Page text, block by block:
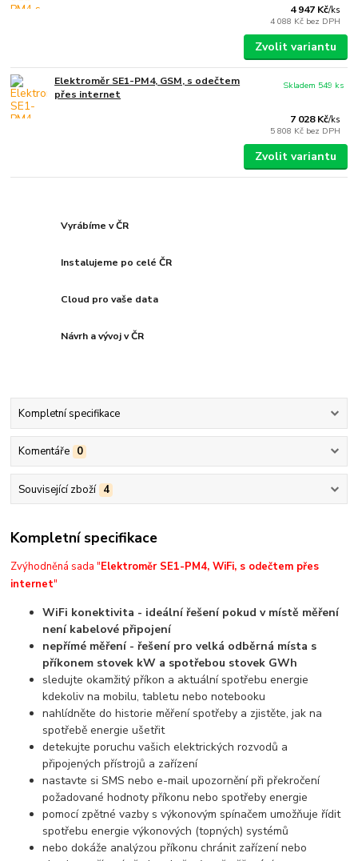
4 947 Kč/ks
4 088 Kč bez DPH
Zvolit variantu
Elektroměr SE1-PM4, GSM, s odečtem
přes internet
7 028 Kč/ks
5 808 Kč bez DPH
Skladem 549 ks
Zvolit variantu
Vyrábíme v ČR
Instalujeme po celé ČR
Cloud pro vaše data
Návrh a vývoj v ČR
Kompletní specifikace
Komentáře 0
Související zboží 4
Kompletní specifikace
Zvýhodněná sada "Elektroměr SE1-PM4, WiFi, s odečtem přes
internet"
WiFi konektivita - ideální řešení pokud v místě měření
není kabelové připojení
nepřímé měření - řešení pro velká odběrná místa s
příkonem stovek kW a spotřebou stovek GWh
sledujte okamžitý příkon a aktuální spotřebu energie
kdekoliv na mobilu, tabletu nebo notebooku
nahlídněte do historie měření spotřeby a zjistěte, jak na
spotřebě energie ušetřit
detekujte poruchu vašich elektrických rozvodů a
připojených přístrojů a zařízení
nastavte si SMS nebo e-mail upozornění při překročení
požadované hodnoty příkonu nebo spotřeby energie
pomocí zpětné vazby s výkonovým spínačem umožňuje řídit
spotřebu energie výkonových (topných) systémů
nebo dokáže analýzou příkonu chránit zařízení nebo